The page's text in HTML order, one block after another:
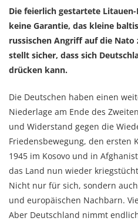
Die feierlich gestartete
keine Garantie, das kleine
russischen Angriff auf die Nato
stellt sicher, dass sich
drücken kann.
Die Deutschen haben einen
Niederlage am Ende des
und Widerstand gegen die
Friedensbewegung, den ersten
1945 im Kosovo und in
das Land nun wieder
Nicht nur für sich, sondern
und europäischen Nachbarn.
Aber Deutschland nimmt